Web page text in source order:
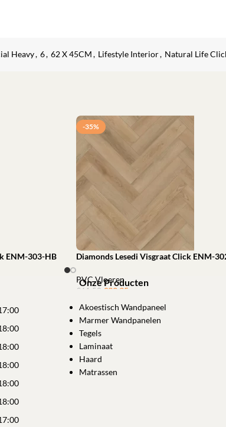
Heavy, 6, 62 X 45CM, Lifestyle Interior, Natural Life
ENM-303-HB
-35%
Diamonds Lesedi Visgraat Click ENM-
PVC Vloeren
€ 61,52 €39,95
Toevoegen aan winkelwagen
Onze Producten
Akoestisch Wandpaneel
Marmer Wandpanelen
Tegels
Laminaat
Haard
Matrassen